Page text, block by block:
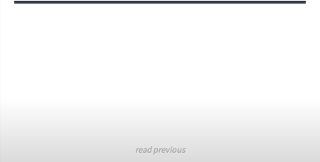
read previous